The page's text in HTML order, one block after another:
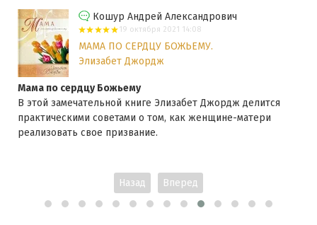
Кошур Андрей Александрович
19 октября 2021 14:08
МАМА ПО СЕРДЦУ БОЖЬЕМУ.
Элизабет Джордж
Мама по сердцу Божьему
В этой замечательной книге Элизабет Джордж делится
практическими советами о том, как женщине-матери
реализовать свое призвание.
Назад Вперед